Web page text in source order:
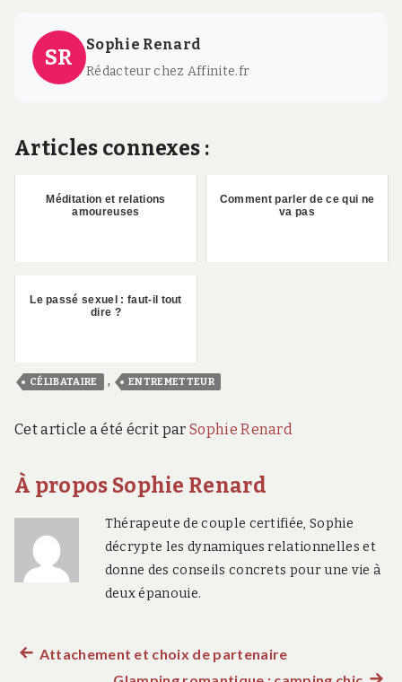
SR
Sophie Renard
Rédacteur chez Affinite.fr
Articles connexes :
Méditation et relations
amoureuses
Comment parler de ce qui ne
va pas
Le passé sexuel : faut-il tout
dire ?
CÉLIBATAIRE , ENTREMETTEUR
Cet article a été écrit par Sophie Renard
À propos Sophie Renard
Thérapeute de couple certifiée, Sophie
décrypte les dynamiques relationnelles et
donne des conseils concrets pour une vie à
deux épanouie.
Navigation
Article
Attachement et choix de partenaire